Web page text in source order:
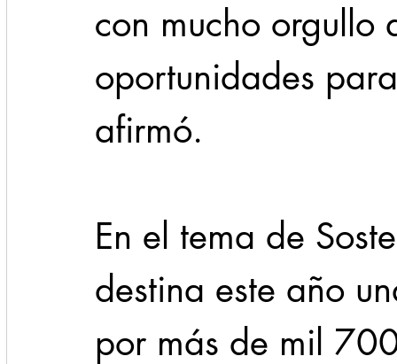
con mucho orgullo
oportunidades
afirmó.
En el tema de
destina este año
por más de mil